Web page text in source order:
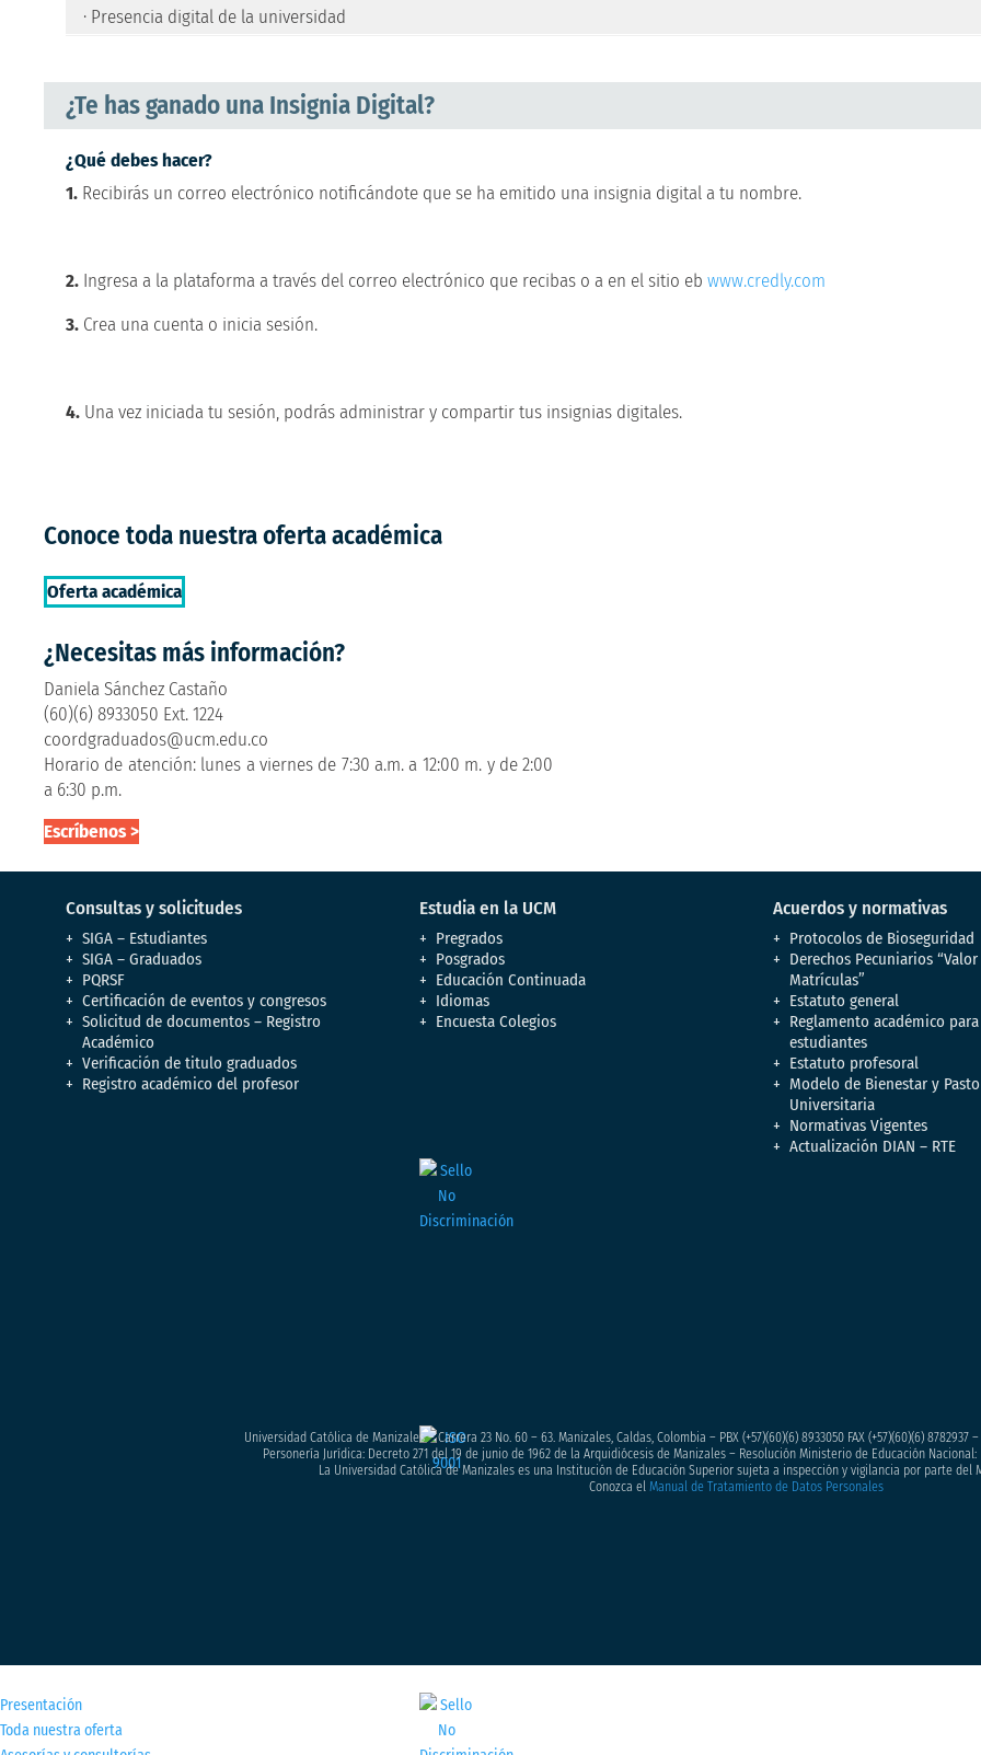
· Presencia digital de la universidad
¿Te has ganado una Insignia Digital?
¿Qué debes hacer?
1. Recibirás un correo electrónico notificándote que se ha emitido una insignia digital a tu nombre.
2. Ingresa a la plataforma a través del correo electrónico que recibas o a en el sitio eb www.credly.com
3. Crea una cuenta o inicia sesión.
4. Una vez iniciada tu sesión, podrás administrar y compartir tus insignias digitales.
Conoce toda nuestra oferta académica
Oferta académica
¿Necesitas más información?
Daniela Sánchez Castaño
(60)(6) 8933050 Ext. 1224
coordgraduados@ucm.edu.co
Horario de atención: lunes a viernes de 7:30 a.m. a 12:00 m. y de 2:00
a 6:30 p.m.
Escríbenos >
Consultas y solicitudes
SIGA – Estudiantes
SIGA – Graduados
PQRSF
Certificación de eventos y congresos
Solicitud de documentos – Registro
Académico
Verificación de titulo graduados
Registro académico del profesor
Estudia en la UCM
Pregrados
Posgrados
Educación Continuada
Idiomas
Encuesta Colegios
Acuerdos y normativas
Protocolos de Bioseguridad
Derechos Pecuniarios “Valor
Matrículas”
Estatuto general
Reglamento académico para
estudiantes
Estatuto profesoral
Modelo de Bienestar y
Universitaria
Normativas Vigentes
Actualización DIAN – RTE
Universidad Católica de Manizales – Carrera 23 No. 60 – 63. Manizales, Caldas, Colombia – PBX (+57)(60)(6) 8933050FAX (+57)(60)(6) 8782937
Personería Jurídica: Decreto 271 del 19 de junio de 1962 de la Arquidiócesis de Manizales – Resolución Ministerio de Educación
La Universidad Católica de Manizales es una Institución de Educación Superior sujeta a inspección y vigilancia por parte del
Conozca el Manual de Tratamiento de Datos Personales
Presentación
Toda nuestra oferta